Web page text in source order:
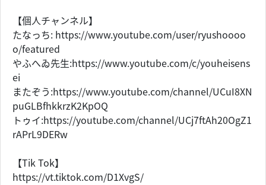
【個人チャンネル】
たなっち: https://www.youtube.com/user/ryushoooo
o/featured
やふへゐ先生:https://www.youtube.com/c/youheisens
ei
またぞう:https://www.youtube.com/channel/UCuI8XN
puGLBfhkkrzK2KpOQ
トゥイ:https://youtube.com/channel/UCj7ftAh20OgZ1
rAPrL9DERw
【Tik Tok】
https://vt.tiktok.com/D1XvgS/